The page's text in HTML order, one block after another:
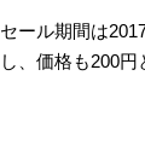
セール期間は
し、価格も200